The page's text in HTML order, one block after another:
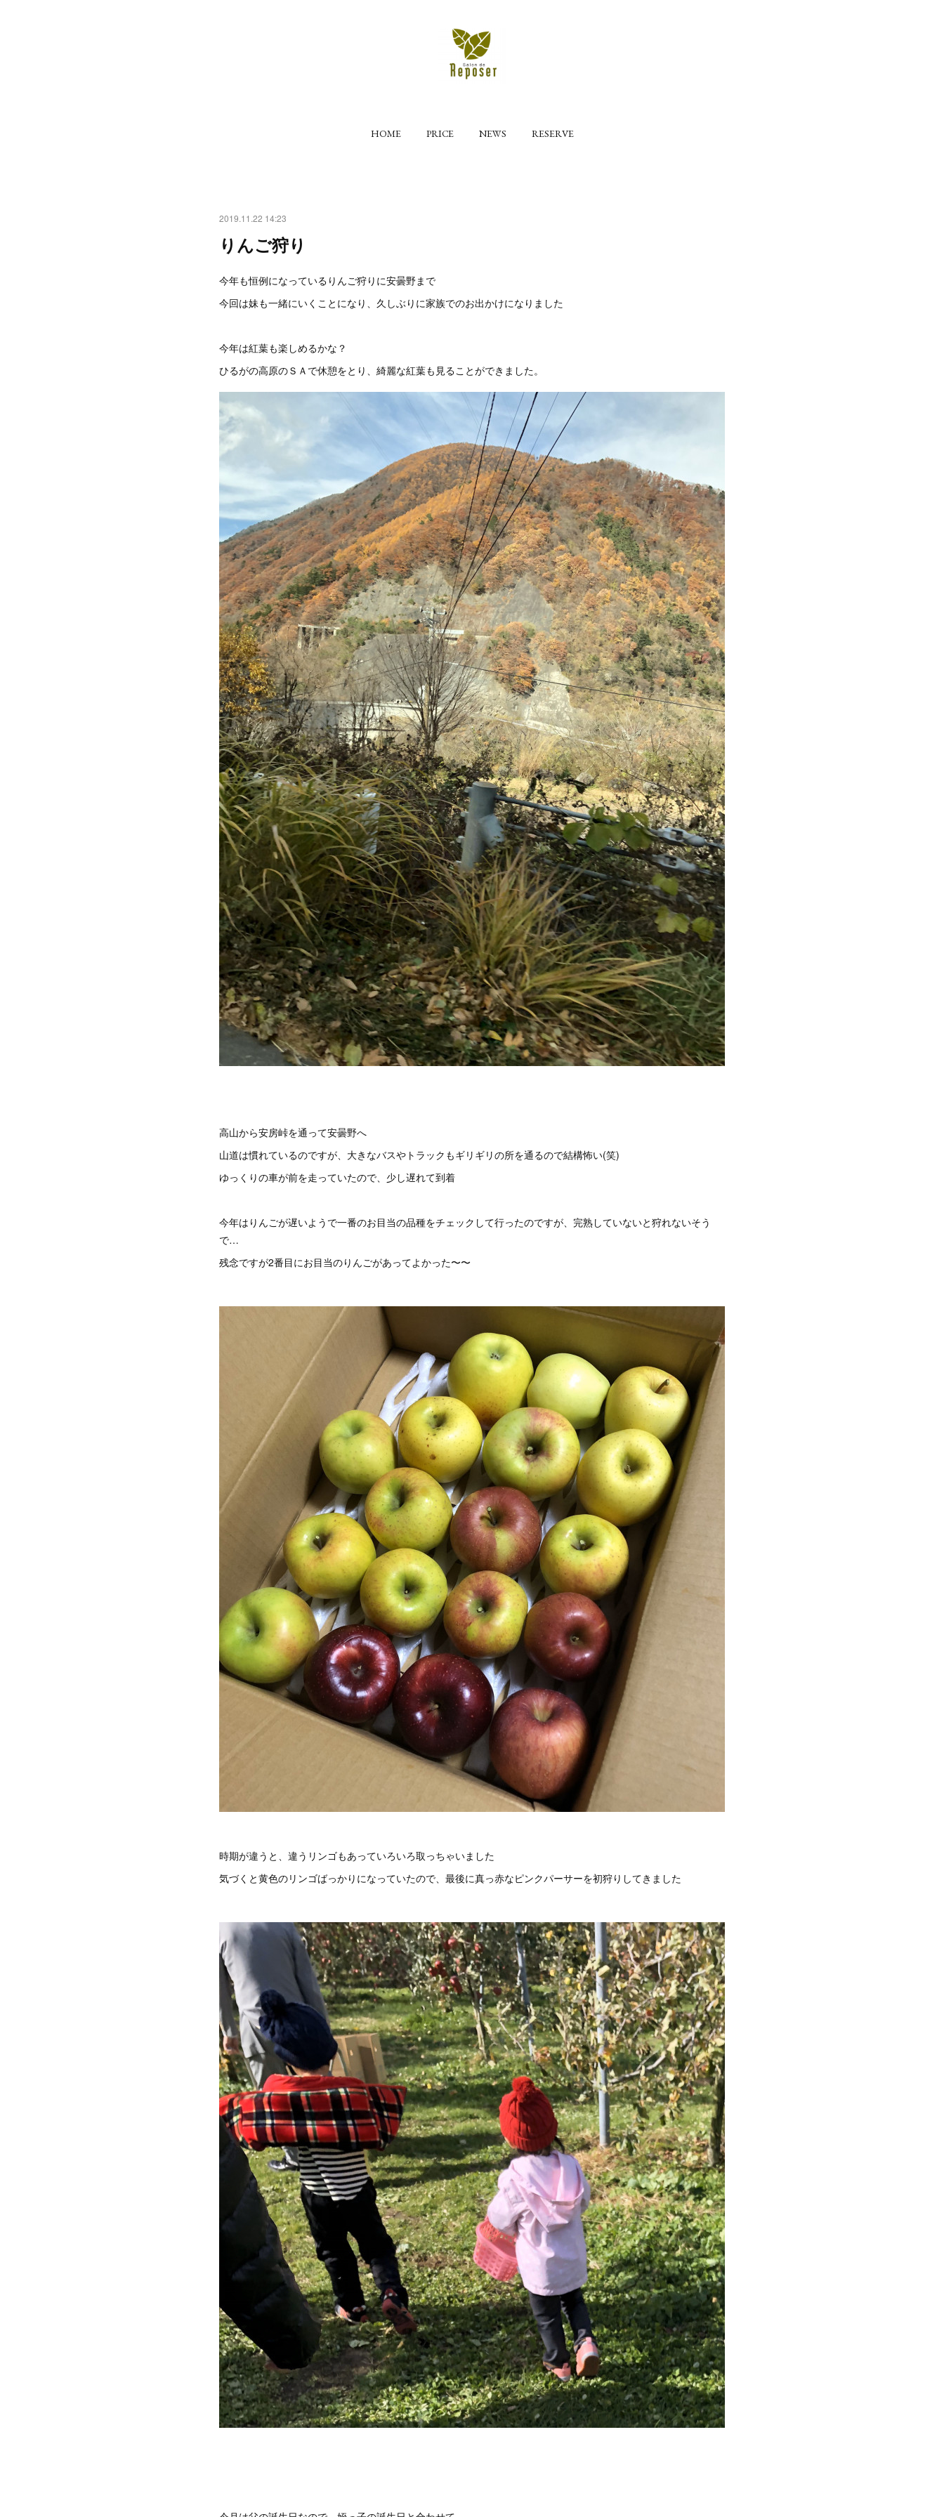
HOME PRICE NEWS RESERVE
2019.11.22 14:23
りんご狩り
今年も恒例になっているりんご狩りに安曇野まで
今回は妹も一緒にいくことになり、久しぶりに家族でのお出かけになりました
今年は紅葉も楽しめるかな？
ひるがの高原のＳＡで休憩をとり、綺麗な紅葉も見ることができました。
高山から安房峠を通って安曇野へ
山道は慣れているのですが、大きなバスやトラックもギリギリの所を通るので結構怖い(笑)
ゆっくりの車が前を走っていたので、少し遅れて到着
今年はりんごが遅いようで一番のお目当の品種をチェックして行ったのですが、完熟していないと狩れないそう
で…
残念ですが2番目にお目当のりんごがあってよかった〜〜
時期が違うと、違うリンゴもあっていろいろ取っちゃいました
気づくと黄色のリンゴばっかりになっていたので、最後に真っ赤なピンクパーサーを初狩りしてきました